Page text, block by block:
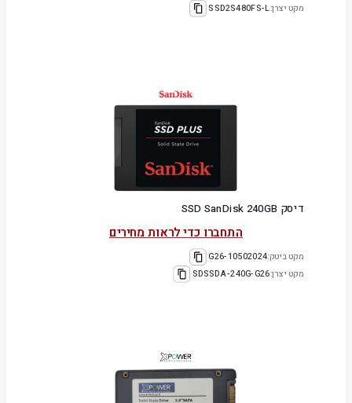
מקט יצרן:SSD2S480FS-L
דיסק SSD SanDisk 240GB
התחברו כדי לראות מחירים
מקט ביטק:10502024-G26
מקט יצרן:SDSSDA-240G-G26